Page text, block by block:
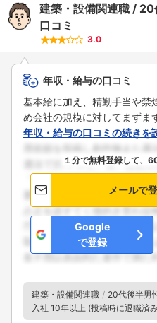
建築・設備関連職 20
口コミ
3.0
年収・給与の口コミ
基本給に加え、精勤手当や禁
め会社の規模に対してまずま
年収・給与の口コミの続きを
１分で無料登録して、
メールで
Google
で登録
建築・設備関連職 20代後半男
入社 10年以上 (投稿時に退職済